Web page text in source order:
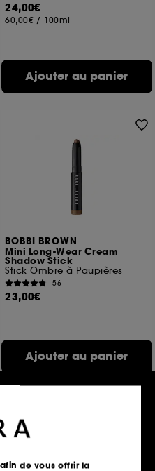
24,00€
60,00€ / 100ml
Ajouter au panier
BOBBI BROWN
Mini Long-Wear Cream
Shadow Stick
Stick Ombre à Paupières
56
23,00€
Ajouter au panier
de vous offrir la